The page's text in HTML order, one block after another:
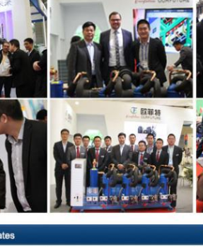
प्रस्तुत